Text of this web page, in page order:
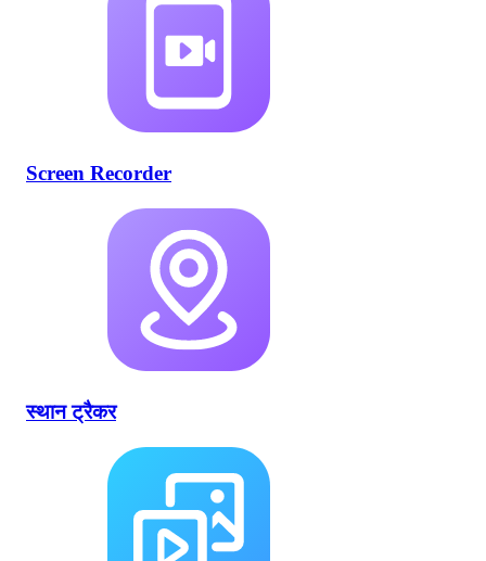
Screen Recorder
स्थान ट्रैकर